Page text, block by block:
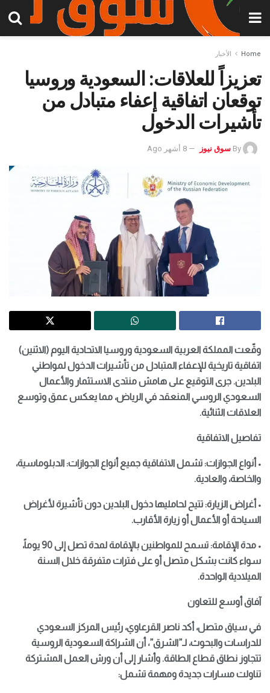
Home الأخبار
تعزيزاً للعلاقات: السعودية وروسيا
توقعان اتفاقية إعفاء متبادل من
تأشيرات الدخول
By سوق نيوز 8 أشهر Ago
وقّعت المملكة العربية السعودية وروسيا الاتحادية اليوم (الاثنين)
اتفاقية تاريخية للإعفاء المتبادل من تأشيرات الدخول لمواطني
البلدين. جرى التوقيع على هامش منتدى الاستثمار والأعمال
السعودي الروسي المنعقد في الرياض، مما يعكس عمق وتوسع
العلاقات الثنائية.
تفاصيل الاتفاقية
• أنواع الجوازات: تشمل الاتفاقية جميع أنواع الجوازات: الدبلوماسية،
والخاصة، والعادية.
• أغراض الزيارة: تتيح لحامليها دخول البلدين دون تأشيرة لأغراض
السياحة أو الأعمال أو زيارة الأقارب.
• مدة الإقامة: تسمح للمواطنين بالإقامة لمدة تصل إلى 90 يوماً،
سواء كانت بشكل متصل أو على فترات متفرقة خلال السنة
الميلادية الواحدة.
آفاق أوسع للتعاون
في سياق متصل، أكد ناصر القرعاوي، رئيس المركز السعودي
للدراسات والبحوث، لـ”الشرق”، أن الشراكة السعودية الروسية
تتجاوز نطاق قطاع الطاقة. وأشار إلى أن ورش العمل المشتركة
تناولت مسارات جديدة ومهمة تشمل: